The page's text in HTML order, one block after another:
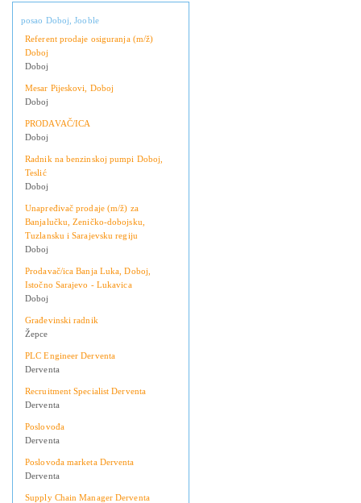
posao Doboj, Jooble
Referent prodaje osiguranja (m/ž)
Doboj
Doboj
Mesar Pijeskovi, Doboj
Doboj
PRODAVAČ/ICA
Doboj
Radnik na benzinskoj pumpi Doboj,
Teslić
Doboj
Unapređivač prodaje (m/ž) za
Banjalučku, Zeničko-dobojsku,
Tuzlansku i Sarajevsku regiju
Doboj
Prodavač/ica Banja Luka, Doboj,
Istočno Sarajevo - Lukavica
Doboj
Građevinski radnik
Žepce
PLC Engineer Derventa
Derventa
Recruitment Specialist Derventa
Derventa
Poslovođa
Derventa
Poslovođa marketa Derventa
Derventa
Supply Chain Manager Derventa